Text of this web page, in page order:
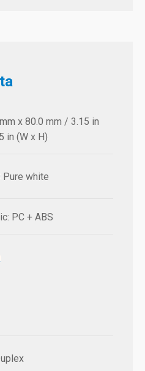
x 80.0 mm / 3.15 in
in (W x H)
Pure white
PC + ABS